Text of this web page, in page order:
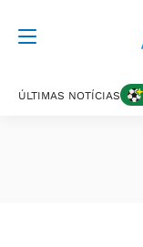
ÚLTIMAS NOTÍCIAS